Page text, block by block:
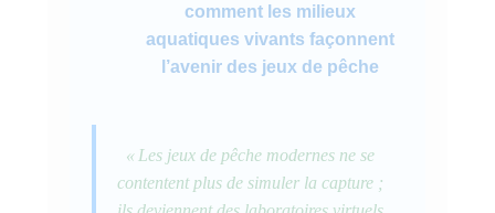
comment les milieux
aquatiques vivants façonnent
l’avenir des jeux de pêche
« Les jeux de pêche modernes ne se
contentent plus de simuler la capture ;